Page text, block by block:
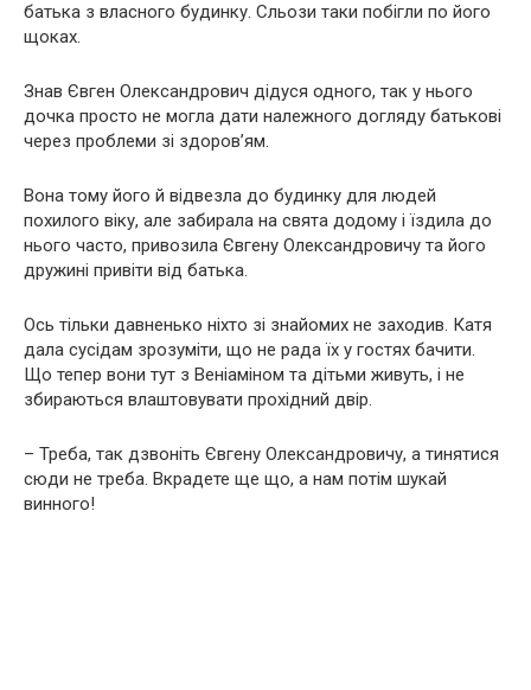
батька з власного будинку. Сльози таки побігли по його
щоках.
Знав Євген Олександрович дідуся одного, так у нього
дочка просто не могла дати належного догляду батькові
через проблеми зі здоров’ям.
Вона тому його й відвезла до будинку для людей
похилого віку, але забирала на свята додому і їздила до
нього часто, привозила Євгену Олександровичу та його
дружині привіти від батька.
Ось тільки давненько ніхто зі знайомих не заходив. Катя
дала сусідам зрозуміти, що не рада їх у гостях бачити.
Що тепер вони тут з Веніаміном та дітьми живуть, і не
збираються влаштовувати прохідний двір.
– Треба, так дзвоніть Євгену Олександровичу, а тинятися
сюди не треба. Вкрадете ще що, а нам потім шукай
винного!